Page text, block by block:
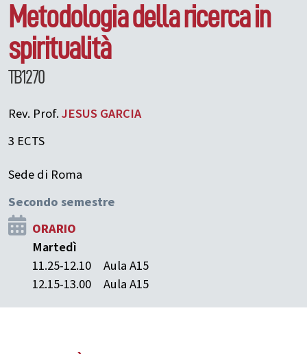
Metodologia della ricerca in
spiritualità
TB1270
Rev. Prof.JESUSGARCIA
3 ECTS
Sede di Roma
Secondo semestre
ORARIO
Martedì
11.25-12.10
Aula A15
12.15-13.00
Aula A15